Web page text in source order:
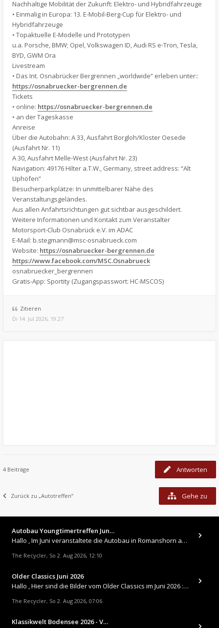
Nachhaltige Mobilität der Zukunft: Elektro- und Hybridfahrzeuge
• Einmalig in Europa: 13. E-Mobil-Berg-Cup für Elektro- und
Hybridfahrzeuge
• Topaktuelle E-Modelle und Prototypen
u.a. Porsche, BMW; Opel, Volkswagen ID, Audi RS e-Tron, Tesla,
BYD, GWM Ora
Livestream
• Das Int. Osnabrücker Bergrennen „worldwide“ erleben unter::
https://osnabruecker-bergrennen.de
Tickets
• online: https://osnabruecker-bergrennen.de
• an der Tageskasse
Anreise
Über die Autobahn: A 33, Ausfahrt Borgloh/Kloster Oesede
(Ausfahrt Nr. 11)
A 30, Ausfahrt Melle-West (Ausfahrt Nr. 23)
Navigation: 49176 Hilter a.T.W., Germany, street address: “Alt
Uphöfen”
Besucherparkplätze: In unmittelbarer Nähe des
Veranstaltungsgeländes.
Aus allen Anfahrtsrichtungen gut sichtbar ausgeschildert.
Weitere Informationen und Kontakt zum Veranstalter
Motorsport-Club Osnabrück e.V. im ADAC
E-Mail: b.stegmann@msc-osnabrueck.com
Website: https://osnabruecker-bergrennen.de
https://www.facebook.com/MSC.Osnabrueck
osnabruecker_bergrennen
Gratis-App: Sportity (Zugangspasswort: HC-MSCOS)
Zitieren
Di 14. Jul 2026, 19:27
4 Beiträge Antworten
Zurück zu „Autotreffen“ Gehe zu
Autobau Youngtimertreffen Jun…
Hallo , Im Juni veranstaltete die Autobau in Romanshorn auf ihrem Gelände ein kleines Youngtimertreffen : https://up.
The Recycler, So 2. Aug 2026, 12:10
Older Classics Juni 2026
​Hallo , Hier sind die Bilder vom Older Classics im Juni 2026 : https://up.picr.de/51155940wd.jpg https://up.pic
The Recycler, So 2. Aug 2026, 07:06
Klassikwelt Bodensee 2026 - V…